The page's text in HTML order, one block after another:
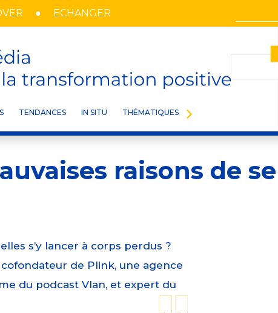
ECHANGER
TENDANCES IN SITU THÉMATIQUES
INTERVIEWS/ MARKETING/COMMUNICATION
raisons de se
s’y lancer à corps perdus ?
de Plink, une agence
du podcast Vlan, et expert du